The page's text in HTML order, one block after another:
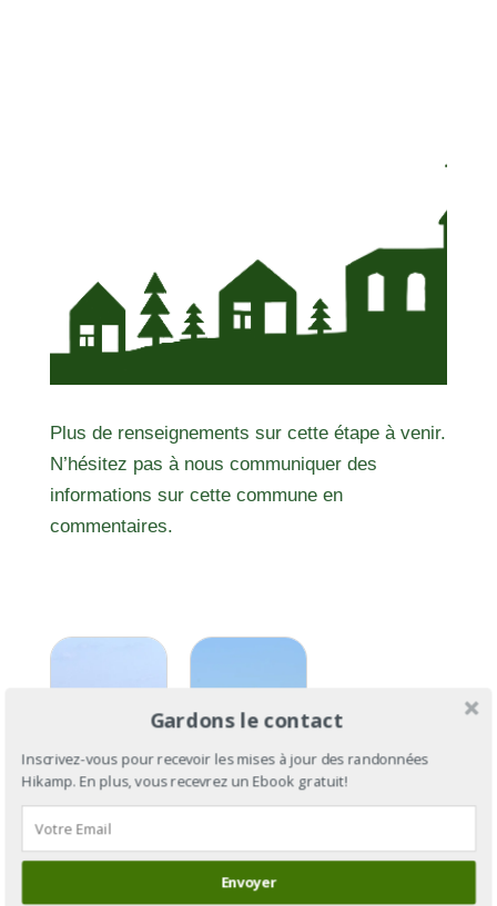
Plus de renseignements sur cette étape à venir.
N’hésitez pas à nous communiquer des
informations sur cette commune en
commentaires.
Via
Francigena
Francigena
: de
Gardons le contact
Inscrivez-vous pour recevoir les mises à jour des randonnées
Hikamp. En plus, vous recevrez un Ebook gratuit!
Envoyer